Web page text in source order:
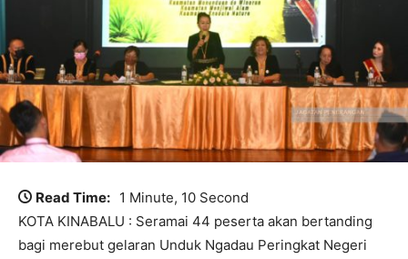
Read Time: 1 Minute, 10 Second
KOTA KINABALU : Seramai 44 peserta akan bertanding
bagi merebut gelaran Unduk Ngadau Peringkat Negeri